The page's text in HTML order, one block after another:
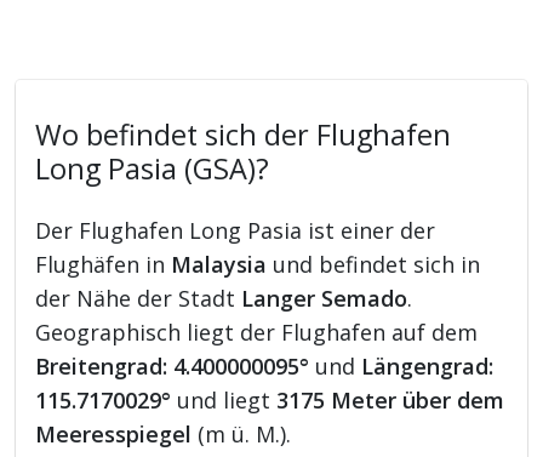
Wo befindet sich der Flughafen
Long Pasia (GSA)?
Der Flughafen Long Pasia ist einer der
Flughäfen in Malaysia und befindet sich in
der Nähe der Stadt Langer Semado.
Geographisch liegt der Flughafen auf dem
Breitengrad: 4.400000095° und Längengrad:
115.7170029° und liegt 3175 Meter über dem
Meeresspiegel (m ü. M.).